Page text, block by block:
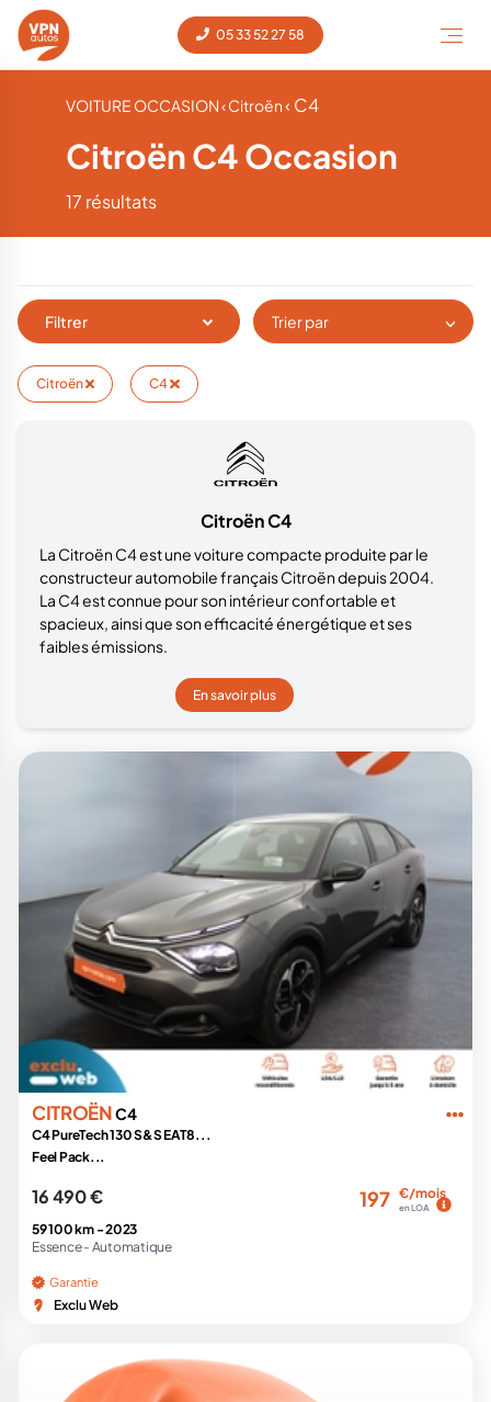
05 33 52 27 58
VOITURE OCCASION‹ Citroën‹ C4
Citroën C4 Occasion
17 résultats
Filtrer Trier par
Citroën C4
Citroën C4
La Citroën C4 est une voiture compacte produite par le
constructeur automobile français Citroën depuis 2004.
La C4 est connue pour son intérieur confortable et
spacieux, ainsi que son efficacité énergétique et ses
faibles émissions.
En savoir plus
CITROËNC4
C4 PureTech 130 S&S EAT8...
Feel Pack...
16 490 € 197 €/mois
en LOA
59 100 km -2023
Essence - Automatique
Garantie
Exclu Web